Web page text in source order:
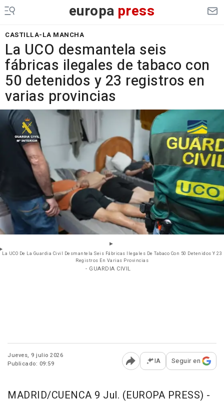
europa press
CASTILLA-LA MANCHA
La UCO desmantela seis
fábricas ilegales de tabaco con
50 detenidos y 23 registros en
varias provincias
La UCO De La Guardia Civil Desmantela Seis Fábricas Ilegales De Tabaco Con 50 Detenidos Y 23
Registros En Varias Provincias
- GUARDIA CIVIL
Jueves, 9 julio 2026
Publicado: 09:59
Abrir opciones para
IA Seguir en
MADRID/CUENCA 9 Jul. (EUROPA PRESS) -